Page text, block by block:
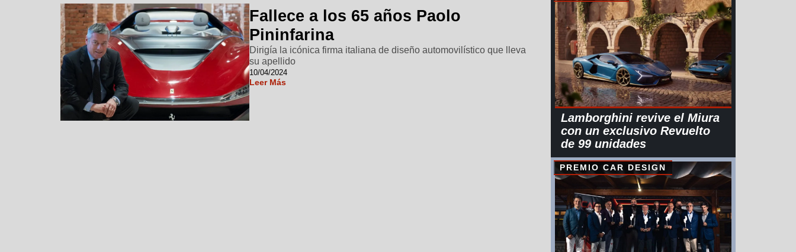
Fallece a los 65 años Paolo
Pininfarina
Dirigía la icónica firma italiana de diseño automovilístico que lleva
su apellido
10/04/2024
Leer Más
Lamborghini revive el Miura
con un exclusivo Revuelto
de 99 unidades
PREMIO CAR DESIGN